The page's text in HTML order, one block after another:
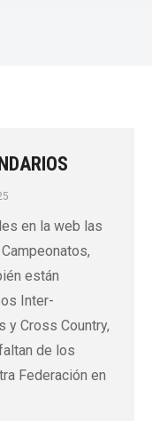
en la web las
están
Inter-
y Cross Country,
de los
Federación en